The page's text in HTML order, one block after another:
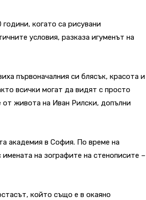
когато са рисувани
условия, разказа игуменът на
първоначалния си блясък, красота и
всички могат да видят с просто
от живота на Иван Рилски, допълни
академия в София. По време на
на зографите на стенописите –
който също е в окаяно